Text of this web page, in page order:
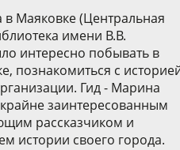
в Маяковке (Центральная
имени В.В.
интересно побывать в
познакомиться с
Гид - Марина
заинтересованным
рассказчиком и
истории своего города.